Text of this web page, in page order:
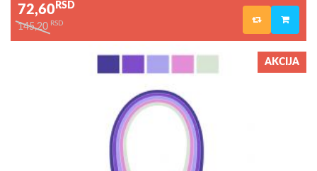
72,60 RSD
145,20 RSD
AKCIJA